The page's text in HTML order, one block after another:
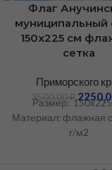
Флаг
муниципальный
150х225 см
сетка
Приморского
3500,00₽
Размер:
Материал: флажная
г/м2